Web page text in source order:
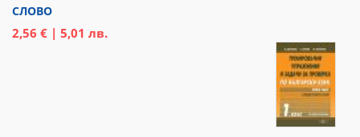
СЛОВО
2,56 € | 5,01 лв.